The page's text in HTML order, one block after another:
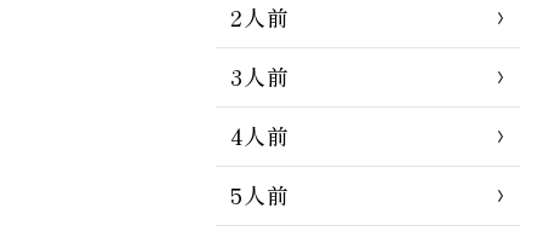
2人前
3人前
4人前
5人前